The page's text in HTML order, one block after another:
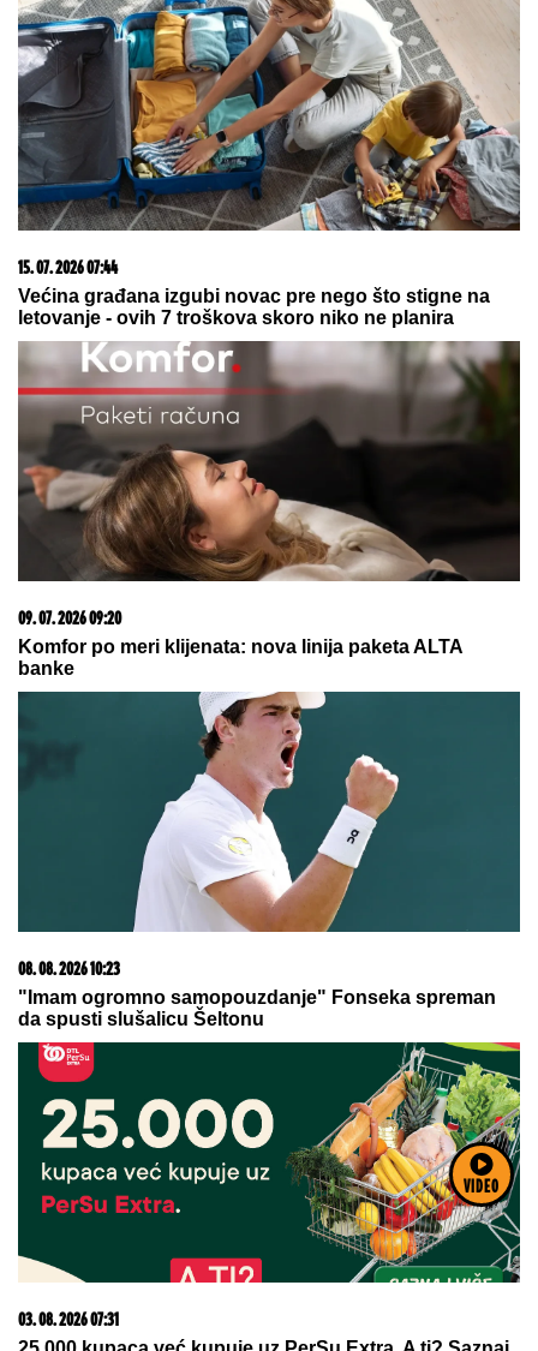
VIDEO
06. 08. 2026 07:08
Evo u kojim banjama važi vaučer od 10.000 dinara -
kompletan spisak destinacija u Srbiji
08. 08. 2026 10:07
Вучић: Са Зеленским о унапређењу билатералних
односа и европском путу две земље
REGISTRUJ SE UZ PROMO KOD CASINO Preuzmi
1500 BESPLATNIH SPINOVA
15. 07. 2026 07:44
Većina građana izgubi novac pre nego što stigne na
letovanje - ovih 7 troškova skoro niko ne planira